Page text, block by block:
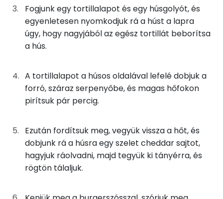
100g darált marhahús
142 kcal
40gjégsaláta
5 kcal
12g cheddar sajt
48 kcal
tortilla lap
Összesen 479 kcal
Niacin - B3 vitamin:
C vitamin:
Likopin
B6 vitamin:
Fehérje
Összesen 29 g
Zsír
Fogjunk egy tortillalapot és egy húsgolyót, és
egyenletesen nyomkodjuk rá a húst a lapra
úgy, hogy nagyjából az egész tortillát beborítsa
a hús.
A tortillalapot a húsos oldalával lefelé dobjuk a
forró, száraz serpenyőbe, és magas hőfokon
pirítsuk pár percig.
Ezután fordítsuk meg, vegyük vissza a hőt, és
dobjunk rá a húsra egy szelet cheddar sajtot,
hagyjuk ráolvadni, majd tegyük ki tányérra, és
rögtön tálaljuk.